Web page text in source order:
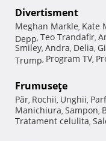
Divertisment
Meghan Markle, Kate
Depp, Teo Trandafir,
Smiley, Andra, Delia,
Trump, Program TV,
Frumuseţe
Păr, Rochii, Unghii,
Manichiura, Sampon,
Tratament celulita,